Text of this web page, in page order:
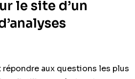
le site d’un
aux questions les plus